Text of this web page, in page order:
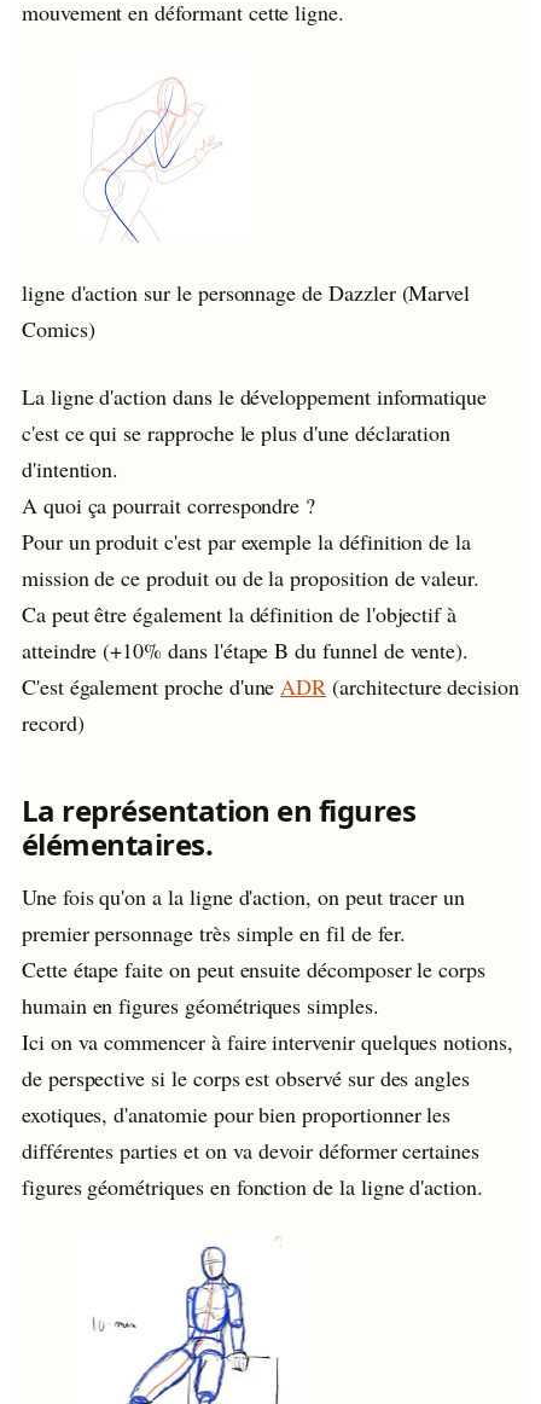
mouvement en déformant cette ligne.
ligne d'action sur le personnage de Dazzler (Marvel
Comics)
La ligne d'action dans le développement informatique
c'est ce qui se rapproche le plus d'une déclaration
d'intention.
A quoi ça pourrait correspondre ?
Pour un produit c'est par exemple la définition de la
mission de ce produit ou de la proposition de valeur.
Ca peut être également la définition de l'objectif à
atteindre (+10% dans l'étape B du funnel de vente).
C'est également proche d'uneADR (architecture decision
record)
La représentation en figures
élémentaires.
Une fois qu'on a la ligne d'action, on peut tracer un
premier personnage très simple en fil de fer.
Cette étape faite on peut ensuite décomposer le corps
humain en figures géométriques simples.
Ici on va commencer à faire intervenir quelques notions,
de perspective si le corps est observé sur des angles
exotiques, d'anatomie pour bien proportionner les
différentes parties et on va devoir déformer certaines
figures géométriques en fonction de la ligne d'action.